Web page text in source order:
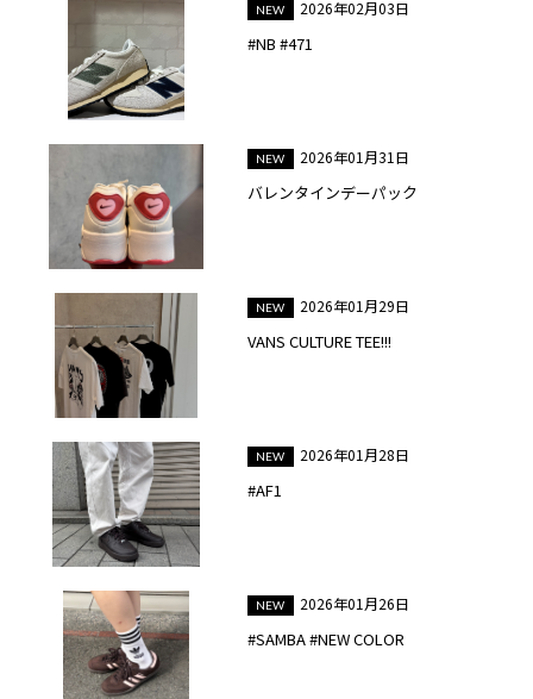
2026年02月03日
#NB #471
2026年01月31日
バレンタインデーパック
2026年01月29日
VANS CULTURE TEE!!!
2026年01月28日
#AF1
2026年01月26日
#SAMBA #NEW COLOR